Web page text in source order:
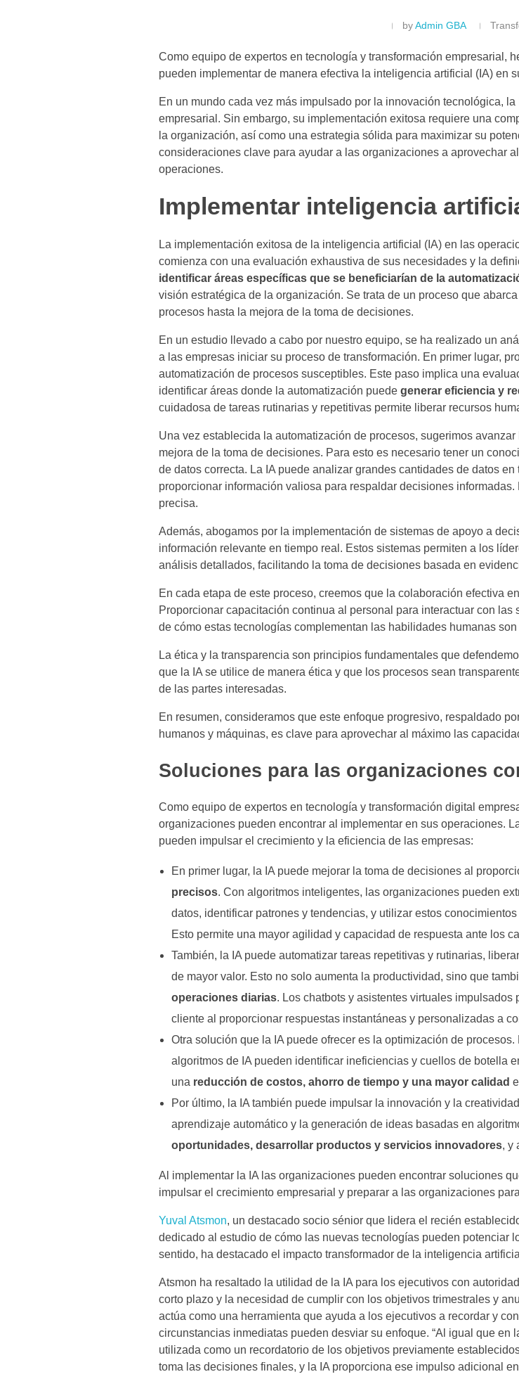
by Admin GBA
Como equipo de expertos en tecnología y transformación empresarial,
pueden implementar de manera efectiva la inteligencia artificial (IA) en
En un mundo cada vez más impulsado por la innovación tecnológica,
empresarial. Sin embargo, su implementación exitosa requiere una
la organización, así como una estrategia sólida para maximizar su
consideraciones clave para ayudar a las organizaciones a aprovechar
operaciones.
Implementar inteligencia
La implementación exitosa de la inteligencia artificial (IA) en las
comienza con una evaluación exhaustiva de sus necesidades y la
identificar áreas específicas que se beneficiarían de la
visión estratégica de la organización. Se trata de un proceso que
procesos hasta la mejora de la toma de decisiones.
En un estudio llevado a cabo por nuestro equipo, se ha realizado un
a las empresas iniciar su proceso de transformación. En primer lugar,
automatización de procesos susceptibles. Este paso implica una
identificar áreas donde la automatización puedegenerar eficiencia y
cuidadosa de tareas rutinarias y repetitivas permite liberar recursos
Una vez establecida la automatización de procesos, sugerimos
mejora de la toma de decisiones. Para esto es necesario tener un
de datos correcta. La IA puede analizar grandes cantidades de datos
proporcionar información valiosa para respaldar decisiones
precisa.
Además, abogamos por la implementación de sistemas de apoyo a
información relevante en tiempo real. Estos sistemas permiten a los
análisis detallados, facilitando la toma de decisiones basada en
En cada etapa de este proceso, creemos que la colaboración efectiva
Proporcionar capacitación continua al personal para interactuar con
de cómo estas tecnologías complementan las habilidades humanas
La ética y la transparencia son principios fundamentales que
que la IA se utilice de manera ética y que los procesos sean
de las partes interesadas.
En resumen, consideramos que este enfoque progresivo, respaldado
humanos y máquinas, es clave para aprovechar al máximo las
Soluciones para las organizaciones
Como equipo de expertos en tecnología y transformación digital
organizaciones pueden encontrar al implementar en sus operaciones.
pueden impulsar el crecimiento y la eficiencia de las empresas:
En primer lugar, la IA puede mejorar la toma de decisiones al
precisos. Con algoritmos inteligentes, las organizaciones pueden
datos, identificar patrones y tendencias, y utilizar estos
Esto permite una mayor agilidad y capacidad de respuesta ante los
También, la IA puede automatizar tareas repetitivas y rutinarias,
de mayor valor. Esto no solo aumenta la productividad, sino que
operaciones diarias. Los chatbots y asistentes virtuales impulsados
cliente al proporcionar respuestas instantáneas y personalizadas a
Otra solución que la IA puede ofrecer es la optimización de
algoritmos de IA pueden identificar ineficiencias y cuellos de botella
una reducción de costos, ahorro de tiempo y una mayor calidad
Por último, la IA también puede impulsar la innovación y la
aprendizaje automático y la generación de ideas basadas en
oportunidades, desarrollar productos y servicios innovadores, y
Al implementar la IA las organizaciones pueden encontrar soluciones
impulsar el crecimiento empresarial y preparar a las organizaciones
Yuval Atsmon, un destacado socio sénior que lidera el recién
dedicado al estudio de cómo las nuevas tecnologías pueden potenciar
sentido, ha destacado el impacto transformador de la inteligencia
Atsmon ha resaltado la utilidad de la IA para los ejecutivos con
corto plazo y la necesidad de cumplir con los objetivos trimestrales y
actúa como una herramienta que ayuda a los ejecutivos a recordar y
circunstancias inmediatas pueden desviar su enfoque. “Al igual que en
utilizada como un recordatorio de los objetivos previamente
toma las decisiones finales, y la IA proporciona ese impulso adicional en